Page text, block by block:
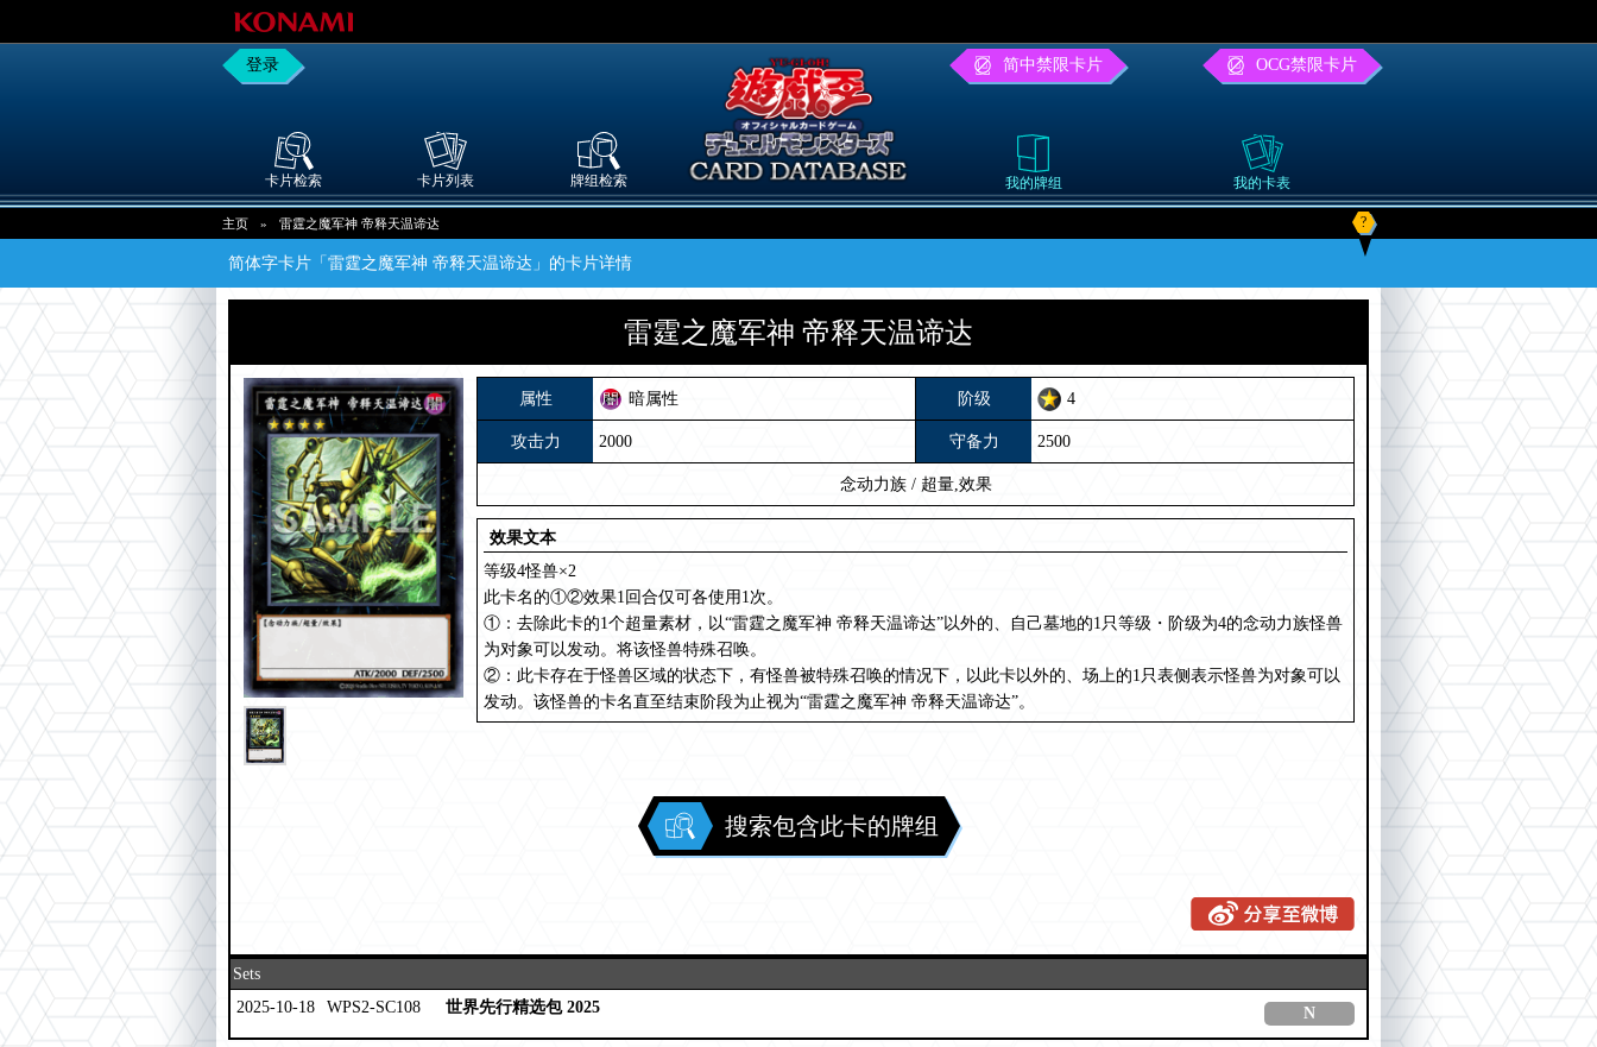
登录 简中禁限卡片 OCG禁限卡片
卡片检索 卡片列表 牌组检索 我的牌组 我的卡表
主页 » 雷霆之魔军神 帝释天温谛达 ?
简体字卡片「雷霆之魔军神 帝释天温谛达」的卡片详情
雷霆之魔军神 帝释天温谛达
属性 暗属性 阶级 4
攻击力 2000 守备力 2500
念动力族 / 超量,效果
效果文本
等级4怪兽×2
此卡名的①②效果1回合仅可各使用1次。
①：去除此卡的1个超量素材，以“雷霆之魔军神 帝释天温谛达”以外的、自己墓地的1只等级・阶级为4的念动力族怪兽
为对象可以发动。将该怪兽特殊召唤。
②：此卡存在于怪兽区域的状态下，有怪兽被特殊召唤的情况下，以此卡以外的、场上的1只表侧表示怪兽为对象可以
发动。该怪兽的卡名直至结束阶段为止视为“雷霆之魔军神 帝释天温谛达”。
搜索包含此卡的牌组
Sets
2025-10-18
WPS2-SC108 世界先行精选包 2025 N